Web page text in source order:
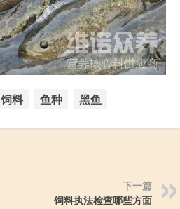
饲料 鱼种 黑鱼
下一篇
饲料执法检查哪些方面